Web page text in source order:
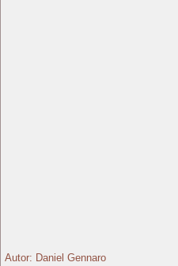
Autor: Daniel Gennaro